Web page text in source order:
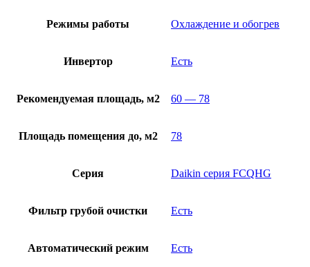
Режимы работы Охлаждение и обогрев
Инвертор Есть
Рекомендуемая площадь, м2 60 — 78
Площадь помещения до, м2 78
Серия Daikin серия FCQHG
Фильтр грубой очистки Есть
Автоматический режим Есть